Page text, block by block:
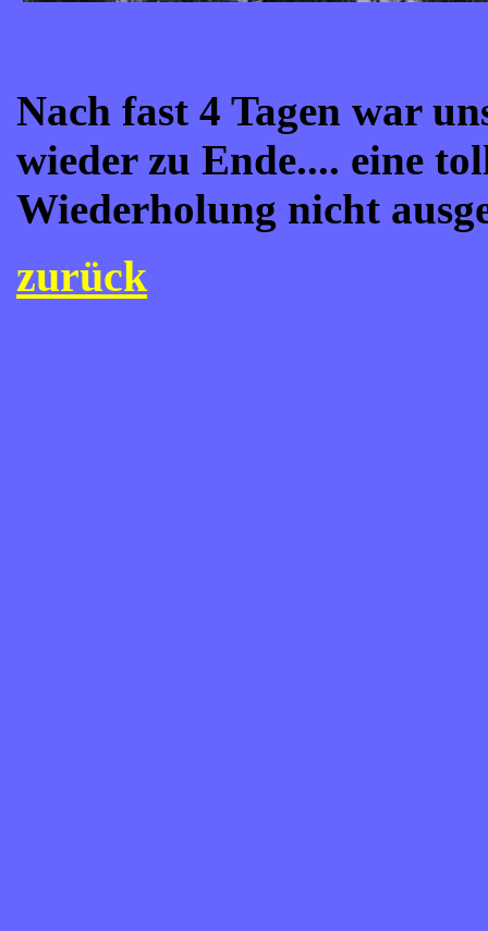
Nach fast 4 Tagen war
wieder zu Ende.... eine
Wiederholung nicht
zurück